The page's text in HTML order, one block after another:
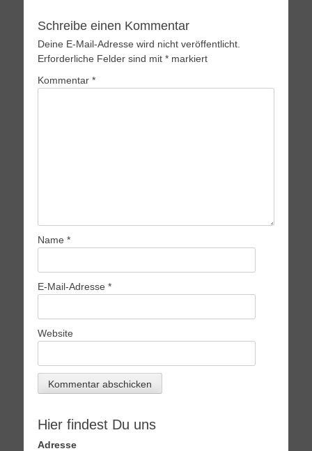
Schreibe einen Kommentar
Deine E-Mail-Adresse wird nicht veröffentlicht.
Erforderliche Felder sind mit * markiert
Kommentar *
Name *
E-Mail-Adresse *
Website
Hier findest Du uns
Adresse